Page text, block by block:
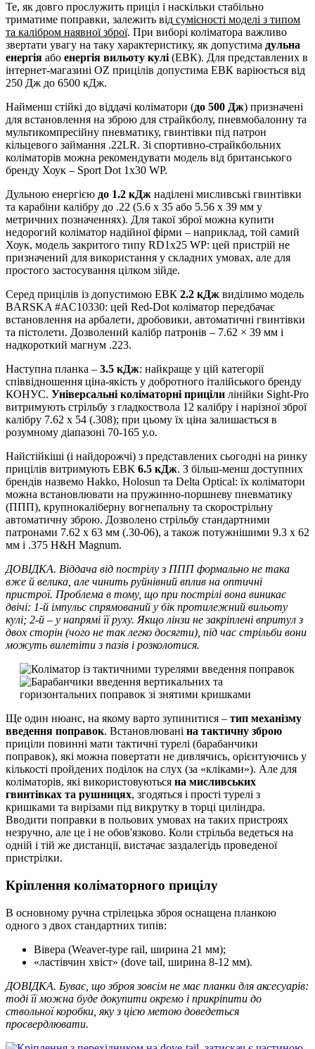
Те, як довго прослужить приціл і наскільки стабільно
триматиме поправки, залежить від сумісності моделі з типом
та калібром наявної зброї. При виборі коліматора важливо
звертати увагу на таку характеристику, як допустима дульна
енергія або енергія вильоту кулі (ЕВК). Для представлених в
інтернет-магазині OZ прицілів допустима ЕВК варіюється від
250 Дж до 6500 кДж.
Найменш стійкі до віддачі коліматори (до 500 Дж) призначені
для встановлення на зброю для страйкболу, пневмобалонну та
мультикомпресійну пневматику, гвинтівки під патрон
кільцевого займання .22LR. Зі спортивно-страйкбольних
коліматорів можна рекомендувати модель від британського
бренду Хоук – Sport Dot 1x30 WP.
Дульною енергією до 1.2 кДж наділені мисливські гвинтівки
та карабіни калібру до .22 (5.6 x 35 або 5.56 x 39 мм у
метричних позначеннях). Для такої зброї можна купити
недорогий коліматор надійної фірми – наприклад, той самий
Хоук, модель закритого типу RD1x25 WP: цей пристрій не
призначений для використання у складних умовах, але для
простого застосування цілком зійде.
Серед прицілів із допустимою ЕВК 2.2 кДж виділимо модель
BARSKA #AC10330: цей Red-Dot коліматор передбачає
встановлення на арбалети, дробовики, автоматичні гвинтівки
та пістолети. Дозволений калібр патронів – 7.62 × 39 мм і
надкороткий магнум .223.
Наступна планка – 3.5 кДж: найкраще у цій категорії
співвідношення ціна-якість у добротного італійського бренду
КОНУС. Універсальні коліматорні приціли лінійки Sight-Pro
витримують стрільбу з гладкоствола 12 калібру і нарізної зброї
калібру 7.62 х 54 (.308); при цьому їх ціна залишається в
розумному діапазоні 70-165 у.о.
Найстійкіші (і найдорожчі) з представлених сьогодні на ринку
прицілів витримують ЕВК 6.5 кДж. З більш-менш доступних
брендів назвемо Hakko, Holosun та Delta Optical: їх коліматори
можна встановлювати на пружинно-поршневу пневматику
(ППП), крупнокаліберну вогнепальну та скорострільну
автоматичну зброю. Дозволено стрільбу стандартними
патронами 7.62 x 63 мм (.30-06), а також потужнішими 9.3 x 62
мм і .375 H&H Magnum.
ДОВІДКА. Віддача від пострілу з ППП формально не така
вже й велика, але чинить руйнівний вплив на оптичні
пристрої. Проблема в тому, що при пострілі вона виникає
двічі: 1-й імпульс спрямований у бік протилежний вильоту
кулі; 2-й – у напрямі її руху. Якщо лінзи не закріплені впритул з
двох сторін (чого не так легко досягти), під час стрільби вони
можуть вилетіти з пазів і розколотися.
Ще один нюанс, на якому варто зупинитися – тип механізму
введення поправок. Встановлювані на тактичну зброю
приціли повинні мати тактичні турелі (барабанчики
поправок), які можна повертати не дивлячись, орієнтуючись у
кількості пройдених поділок на слух (за «кліками»). Але для
коліматорів, які використовуються на мисливських
гвинтівках та рушницях, згодяться і прості турелі з
кришками та вирізами під викрутку в торці циліндра.
Вводити поправки в польових умовах на таких пристроях
незручно, але це і не обов'язково. Коли стрільба ведеться на
одній і тій же дистанції, вистачає заздалегідь проведеної
пристрілки.
Кріплення коліматорного прицілу
В основному ручна стрілецька зброя оснащена планкою
одного з двох стандартних типів:
Вівера (Weaver-type rail, ширина 21 мм);
«ластівчин хвіст» (dove tail, ширина 8-12 мм).
ДОВІДКА. Буває, що зброя зовсім не має планки для аксесуарів:
тоді її можна буде докупити окремо і прикріпити до
ствольної коробки, яку з цією метою доведеться
просвердлювати.